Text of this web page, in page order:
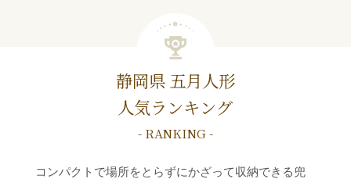
静岡県 五月人形
人気ランキング
- RANKING -
コンパクトで場所をとらずにかざって収納できる兜